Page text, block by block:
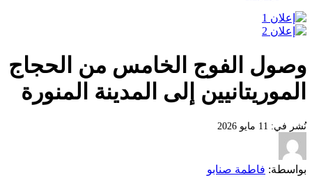
وصول الفوج الخامس من الحجاج
الموريتانيين إلى المدينة المنورة
نُشر في: 11 مايو 2026
بواسطة: فاطمة صنابو